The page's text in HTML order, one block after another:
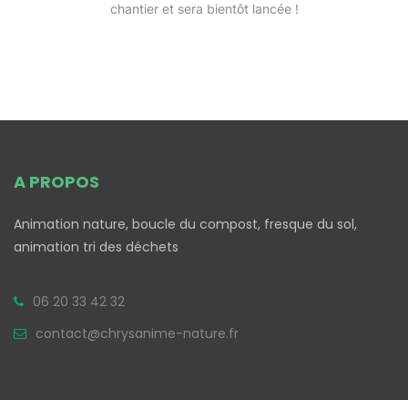
chantier et sera bientôt lancée !
A PROPOS
Animation nature, boucle du compost, fresque du sol,
animation tri des déchets
06 20 33 42 32
contact@chrysanime-nature.fr